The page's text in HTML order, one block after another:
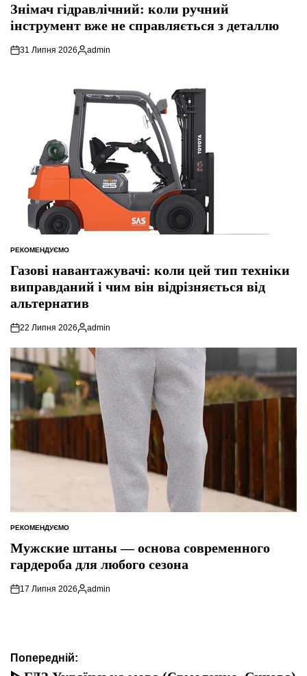
Знімач гідравлічний: коли ручний
інструмент вже не справляється з деталлю
31 Липня 2026
Опубліковано
admin
ОПУБЛІКУВАТИ
РЕКОМЕНДУЄМО
Газові навантажувачі: коли цей тип техніки
виправданий і чим він відрізняється від
альтернатив
22 Липня 2026
Опубліковано
admin
ОПУБЛІКУВАТИ
РЕКОМЕНДУЄМО
Мужские штаны — основа современного
гардероба для любого сезона
17 Липня 2026
Опубліковано
admin
Навігація
Попередній: